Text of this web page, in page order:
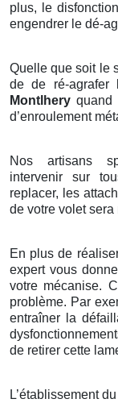
plus, le
engendrer le dé-
Quelle que soit le
de de ré-agrafer
Montlhery quand
d’enroulement
Nos artisans
intervenir sur
replacer, les
de votre volet sera
En plus de
expert vous
votre mécanise.
problème. Par
entraîner la
de retirer cette
L’établissement